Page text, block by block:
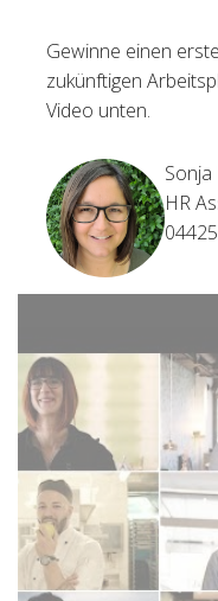
Gewinne einen
zukünftigen
Video unten.
Sonja
HR